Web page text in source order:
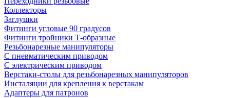
Коллекторы
Заглушки
Фитинги угловые 90 градусов
Фитинги тройники Т-образные
Резьбонарезные манипуляторы
С пневматическим приводом
С электрическим приводом
Верстаки-столы для резьбонарезных манипуляторов
Инсталяции для крепления к верстакам
Адаптеры для патронов